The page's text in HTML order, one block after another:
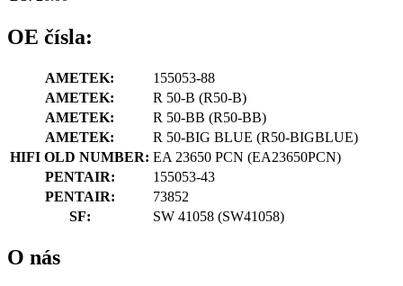
OE čísla:
AMETEK:
155053-88
AMETEK:
R 50-B (R50-B)
AMETEK:
R 50-BB (R50-BB)
AMETEK:
R 50-BIG BLUE (R50-BIGBLUE)
HIFI OLD NUMBER: EA 23650 PCN (EA23650PCN)
PENTAIR:
155053-43
PENTAIR:
73852
SF:
SW 41058 (SW41058)
O nás